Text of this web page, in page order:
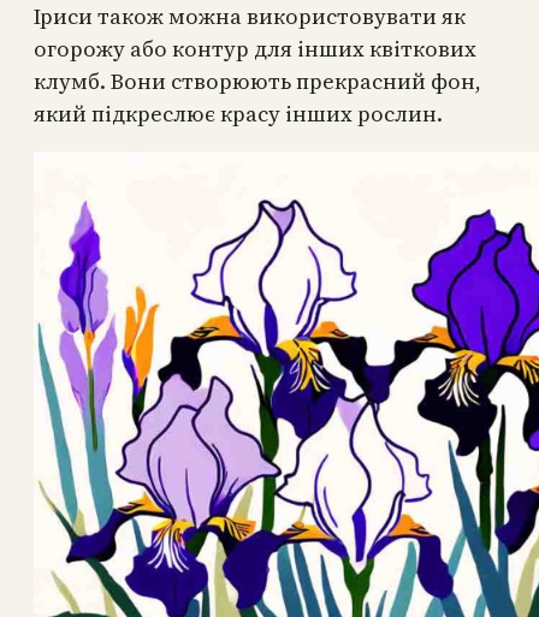
Іриси також можна використовувати як
огорожу або контур для інших квіткових
клумб. Вони створюють прекрасний фон,
який підкреслює красу інших рослин.